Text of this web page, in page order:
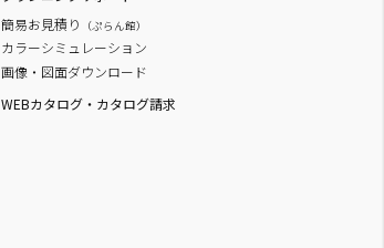
簡易お見積り
（ぷらん館）
カラーシミュレーション
画像・図面ダウンロード
WEBカタログ・カタログ請求